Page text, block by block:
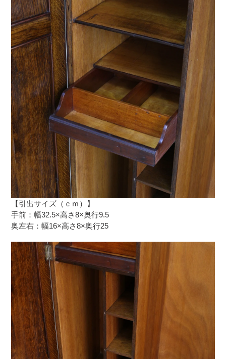
【引出サイズ（ｃｍ）】
手前：幅32.5×高さ8×奥行9.5
奥左右：幅16×高さ8×奥行25